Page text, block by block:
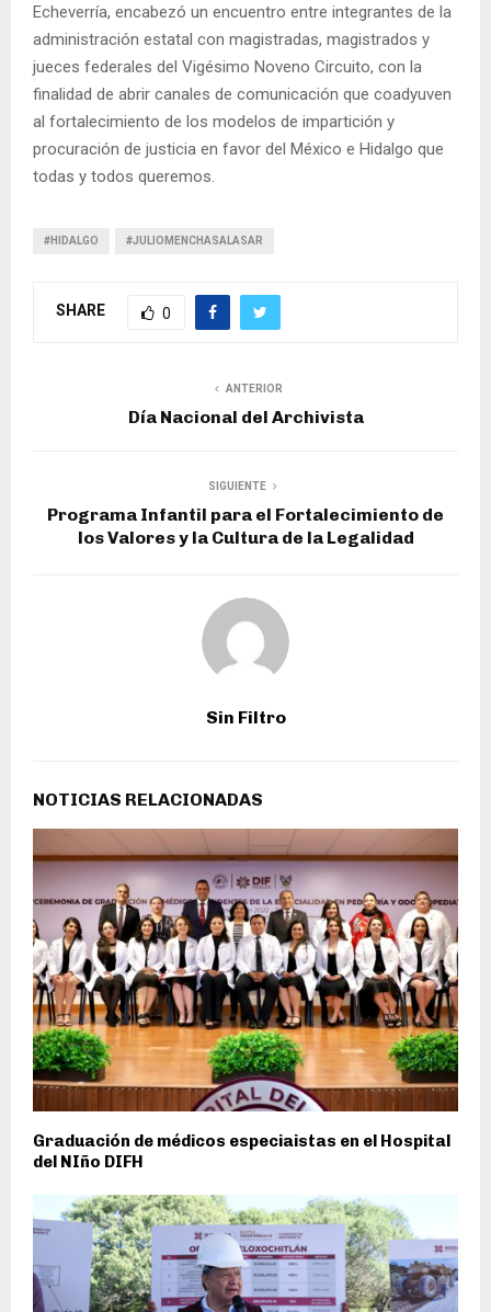
Echeverría, encabezó un encuentro entre integrantes de la
administración estatal con magistradas, magistrados y
jueces federales del Vigésimo Noveno Circuito, con la
finalidad de abrir canales de comunicación que coadyuven
al fortalecimiento de los modelos de impartición y
procuración de justicia en favor del México e Hidalgo que
todas y todos queremos.
#HIDALGO #JULIOMENCHASALASAR
SHARE 0
ANTERIOR
Día Nacional del Archivista
SIGUIENTE
Programa Infantil para el Fortalecimiento de
los Valores y la Cultura de la Legalidad
Sin Filtro
NOTICIAS RELACIONADAS
Graduación de médicos especiaistas en el Hospital
del NIño DIFH